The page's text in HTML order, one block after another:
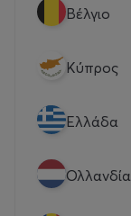
Βέλγιο
Κύπρος
Eλλάδα
Ολλανδία